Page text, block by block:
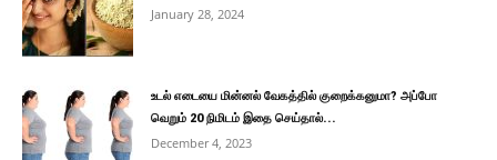
January 28, 2024
உடல் எடையை மின்னல் வேகத்தில் குறைக்கனுமா? அப்போ
வெறும் 20 நிமிடம் இதை செய்தால்...
December 4, 2023